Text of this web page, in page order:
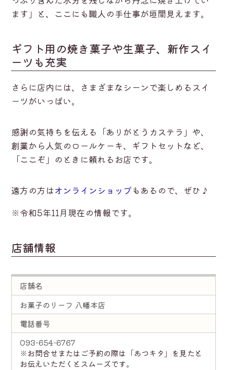
ます」と、ここにも職人の手仕事が垣間見えます。
ギフト用の焼き菓子や生菓子、新作スイ
ーツも充実
さらに店内には、さまざまなシーンで楽しめるスイ
ーツがいっぱい。
感謝の気持ちを伝える「ありがとうカステラ」や、
創業から人気のロールケーキ、ギフトセットなど、
「ここぞ」のときに頼れるお店です。
遠方の方はオンラインショップもあるので、ぜひ♪
※令和5年11月現在の情報です。
店舗情報
店舗名
お菓子のリーフ 八幡本店
電話番号
093-654-6767
※お問合せまたはご予約の際は「あつキタ」を見たと
お伝えいただくとスムーズです。